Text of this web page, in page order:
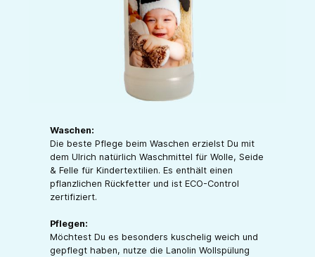
Waschen:
Die beste Pflege beim Waschen erzielst Du mit
dem Ulrich natürlich Waschmittel für Wolle, Seide
& Felle für Kindertextilien. Es enthält einen
pflanzlichen Rückfetter und ist ECO-Control
zertifiziert.
Pflegen:
Möchtest Du es besonders kuschelig weich und
gepflegt haben, nutze die Lanolin Wollspülung